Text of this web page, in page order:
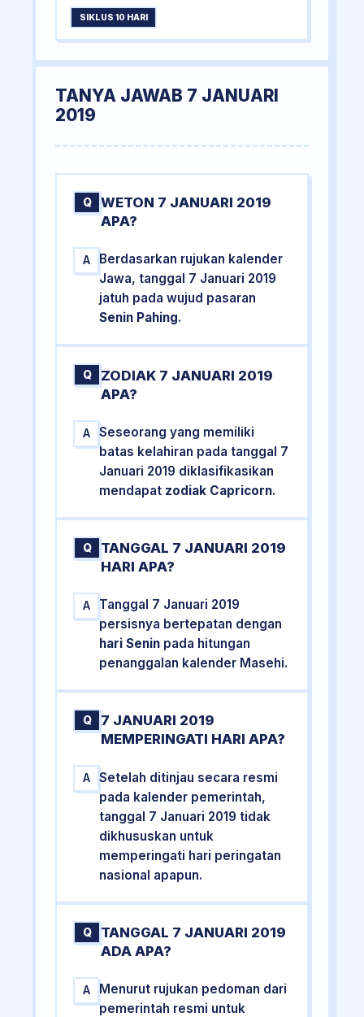
SIKLUS 10 HARI
TANYA JAWAB 7 JANUARI
2019
Q
WETON 7 JANUARI 2019
APA?
A
Berdasarkan rujukan kalender
Jawa, tanggal 7 Januari 2019
jatuh pada wujud pasaran
Senin Pahing.
Q
ZODIAK 7 JANUARI 2019
APA?
A
Seseorang yang memiliki
batas kelahiran pada tanggal 7
Januari 2019 diklasifikasikan
mendapat zodiak Capricorn.
Q
TANGGAL 7 JANUARI 2019
HARI APA?
A
Tanggal 7 Januari 2019
persisnya bertepatan dengan
hari Senin pada hitungan
penanggalan kalender Masehi.
Q
7 JANUARI 2019
MEMPERINGATI HARI APA?
A
Setelah ditinjau secara resmi
pada kalender pemerintah,
tanggal 7 Januari 2019 tidak
dikhususkan untuk
memperingati hari peringatan
nasional apapun.
Q
TANGGAL 7 JANUARI 2019
ADA APA?
A
Menurut rujukan pedoman dari
pemerintah resmi untuk